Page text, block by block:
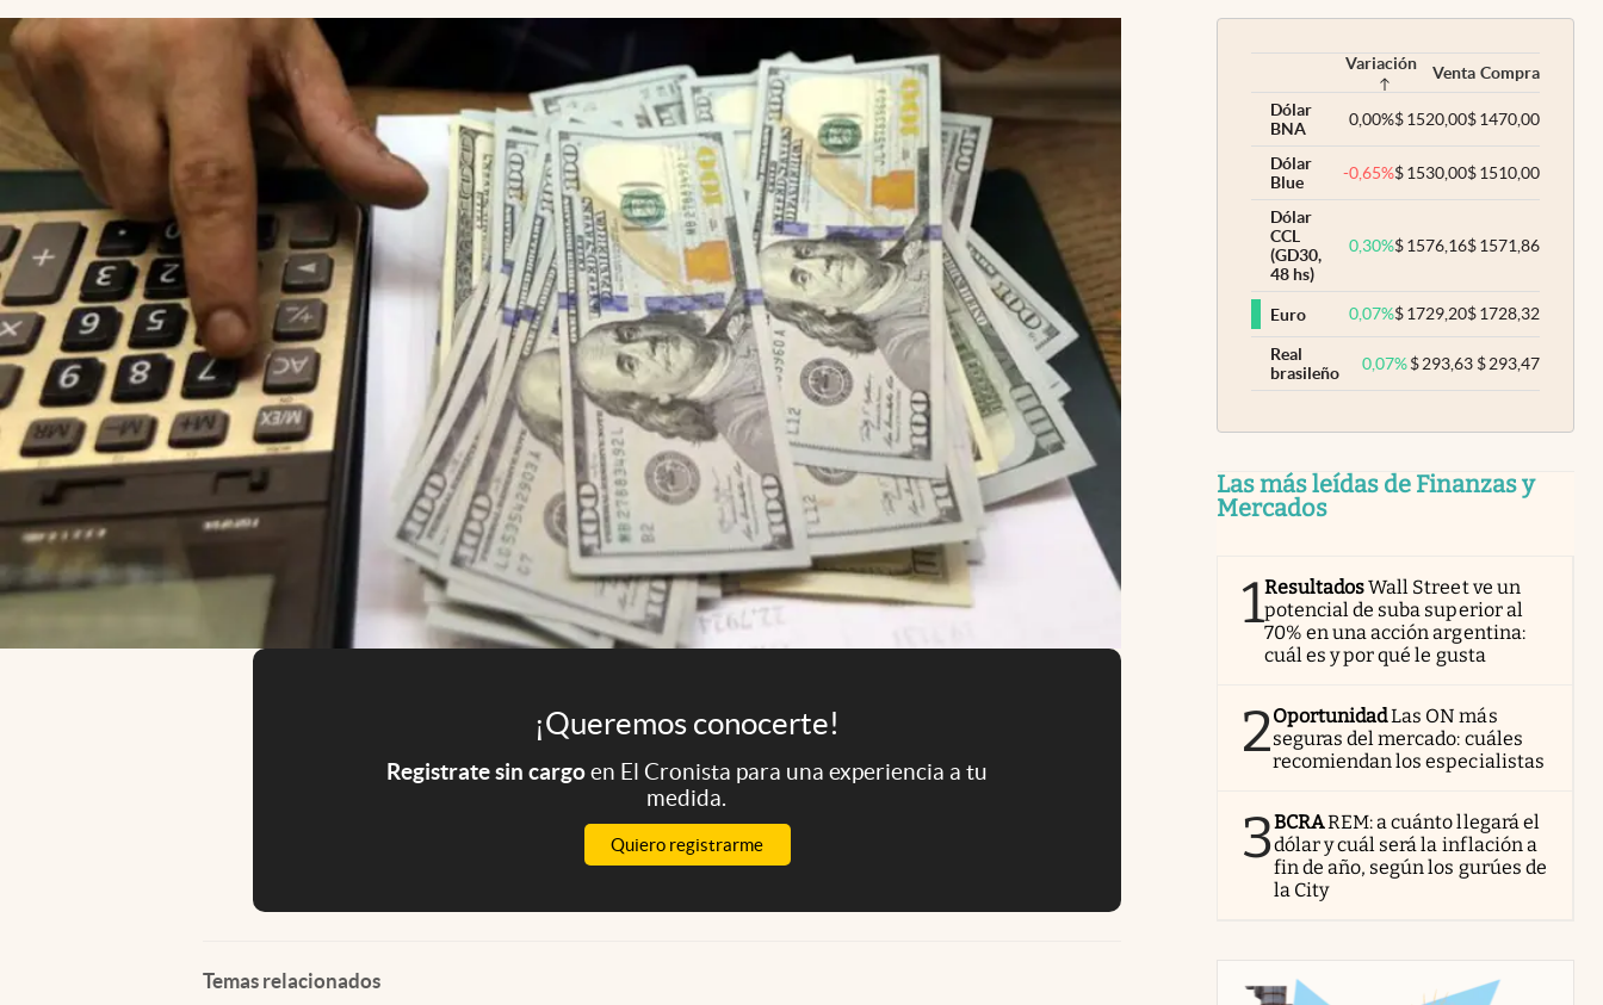
abre en nueva pestaña
¡Queremos conocerte!
Registrate sin cargoen El Cronista para una experiencia a tu
medida.
Quiero registrarme
Temas relacionados
Variación Venta Compra
Dólar
BNA
0,00%$1520,00$1470,00
Dólar
Blue
-0,65%$1530,00$1510,00
Dólar
CCL
(GD30,
48 hs)
0,30%$1576,16$1571,86
Euro 0,07%$1729,20$1728,32
Real
brasileño
0,07% $293,63 $293,47
Las más leídas de Finanzas y
Mercados
1ResultadosWall Street ve un
potencial de suba superior al
70% en una acción argentina:
cuál es y por qué le gusta
2OportunidadLas ON más
seguras del mercado: cuáles
recomiendan los especialistas
3BCRAREM: a cuánto llegará el
dólar y cuál será la inflación a
fin de año, según los gurúes de
la City